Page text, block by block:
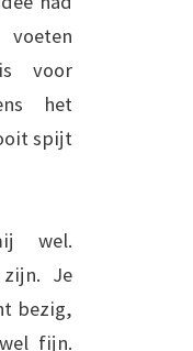
voor
het
spijt
wel.
Je
bezig,
fijn.